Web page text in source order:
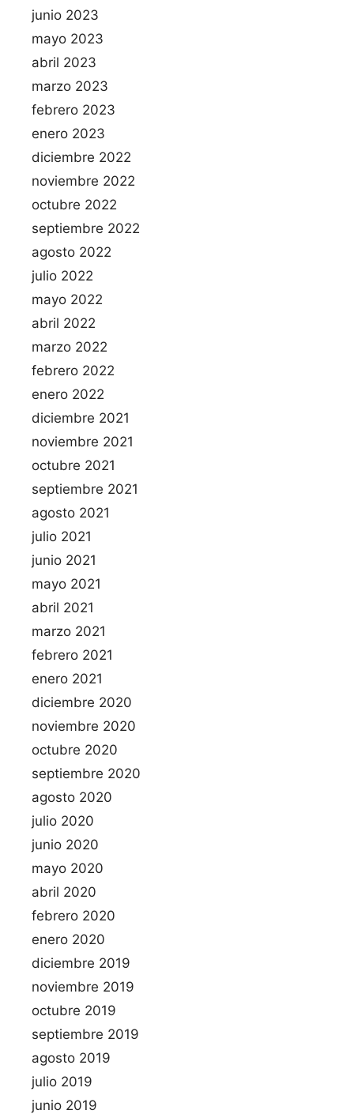
junio 2023
mayo 2023
abril 2023
marzo 2023
febrero 2023
enero 2023
diciembre 2022
noviembre 2022
octubre 2022
septiembre 2022
agosto 2022
julio 2022
mayo 2022
abril 2022
marzo 2022
febrero 2022
enero 2022
diciembre 2021
noviembre 2021
octubre 2021
septiembre 2021
agosto 2021
julio 2021
junio 2021
mayo 2021
abril 2021
marzo 2021
febrero 2021
enero 2021
diciembre 2020
noviembre 2020
octubre 2020
septiembre 2020
agosto 2020
julio 2020
junio 2020
mayo 2020
abril 2020
febrero 2020
enero 2020
diciembre 2019
noviembre 2019
octubre 2019
septiembre 2019
agosto 2019
julio 2019
junio 2019